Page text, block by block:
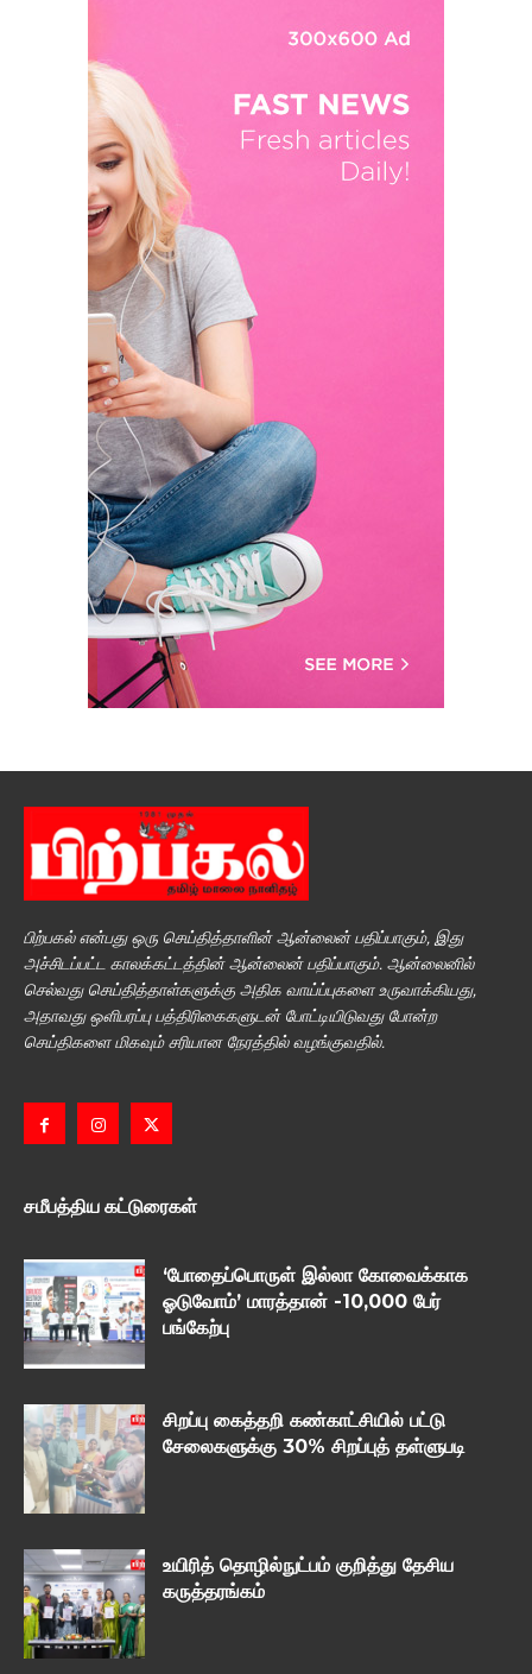
பிற்பகல் என்பது ஒரு செய்தித்தாளின் ஆன்லைன் பதிப்பாகும், இது
அச்சிடப்பட்ட காலக்கட்டத்தின் ஆன்லைன் பதிப்பாகும். ஆன்லைனில்
செல்வது செய்தித்தாள்களுக்கு அதிக வாய்ப்புகளை உருவாக்கியது,
அதாவது ஒளிபரப்பு பத்திரிகைகளுடன் போட்டியிடுவது போன்ற
செய்திகளை மிகவும் சரியான நேரத்தில் வழங்குவதில்.
சமீபத்திய கட்டுரைகள்
‘போதைப்பொருள் இல்லா கோவைக்காக
ஓடுவோம்’ மாரத்தான் -10,000 பேர்
பங்கேற்பு
சிறப்பு கைத்தறி கண்காட்சியில் பட்டு
சேலைகளுக்கு 30% சிறப்புத் தள்ளுபடி
உயிரித் தொழில்நுட்பம் குறித்து தேசிய
கருத்தரங்கம்